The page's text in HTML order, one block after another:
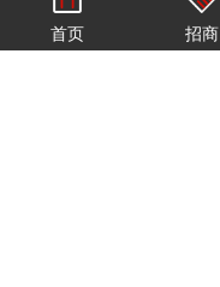
首页 招商